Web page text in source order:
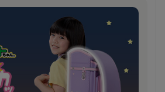
かかる圧力が約30％軽減！
＆特許登録された特殊構造の楽ッ
への圧力が分散され、体への負担